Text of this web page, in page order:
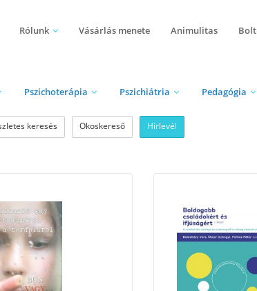
Rólunk Vásárlás menete Animulitas Bolt
Pszichoterápia Pszichiátria Pedagógia
keresés Okoskereső Hírlevél